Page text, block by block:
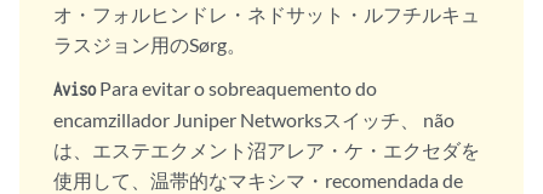
オ・フォルヒンドレ・ネドサット・ルフチルキュ
ラスジョン用のSørg。
AvisoPara evitar o sobreaquemento do
encamzillador Juniper Networksスイッチ、 não
は、エステエクメント沼アレア・ケ・エクセダを
使用して、温帯的なマキシマ・recomendada de